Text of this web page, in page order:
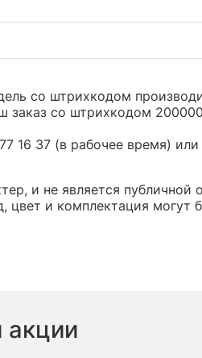
со штрихкодом
со штрихкодом
16 37 (в рабочее время)
и не является публичной
цвет и комплектация могут
акции